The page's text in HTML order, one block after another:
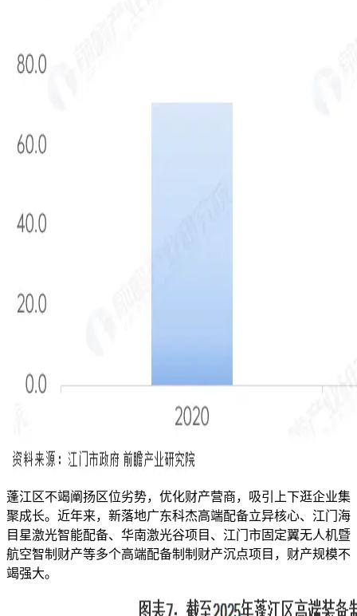
蓬江区不竭阐扬区位劣势，优化财产营商，吸引上下逛企业集
聚成长。近年来，新落地广东科杰高端配备立异核心、江门海
目星激光智能配备、华南激光谷项目、江门市固定翼无人机暨
航空智制财产等多个高端配备制制财产沉点项目，财产规模不
竭强大。